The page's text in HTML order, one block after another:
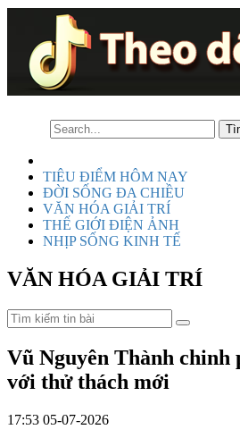
TIÊU ĐIỂM HÔM NAY
ĐỜI SỐNG ĐA CHIỀU
VĂN HÓA GIẢI TRÍ
THẾ GIỚI ĐIỆN ẢNH
NHỊP SỐNG KINH TẾ
VĂN HÓA GIẢI TRÍ
Vũ Nguyên Thành chinh
với thử thách mới
17:53 05-07-2026